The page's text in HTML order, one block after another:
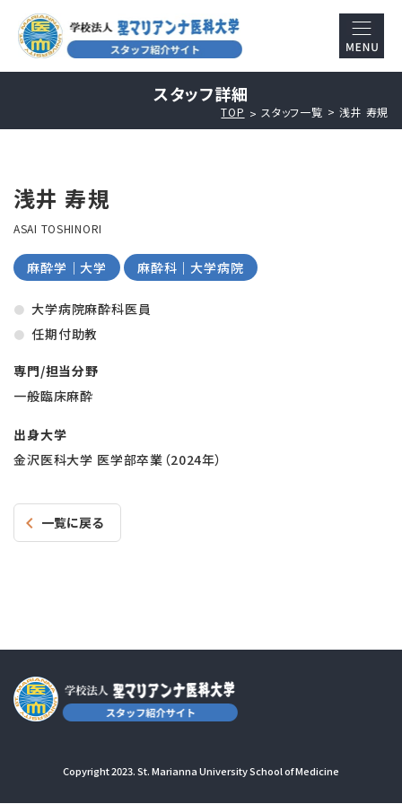
スタッフ詳細
TOP スタッフ一覧 浅井 寿規
浅井 寿規
ASAI TOSHINORI
麻酔学｜大学 麻酔科｜大学病院
大学病院麻酔科医員
任期付助教
専門/担当分野
一般臨床麻酔
出身大学
金沢医科大学 医学部卒業（2024年）
一覧に戻る
Copyright 2023. St. Marianna University School of Medicine